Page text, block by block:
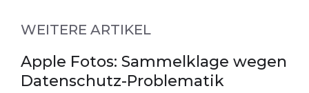
WEITERE ARTIKEL
Apple Fotos: Sammelklage wegen
Datenschutz-Problematik